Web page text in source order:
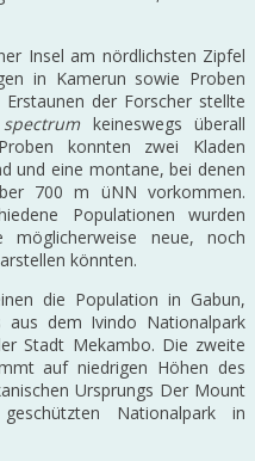
Insel am nördlichsten Zipfel
in Kamerun sowie Proben
der Forscher stellte
keineswegs überall
konnten zwei Kladen
und eine montane, bei denen
700 m üNN vorkommen.
Populationen wurden
neue, noch
könnten.
die Population in Gabun,
aus dem Ivindo Nationalpark
Stadt Mekambo. Die zweite
auf niedrigen Höhen des
Ursprungs Der Mount
Nationalpark in